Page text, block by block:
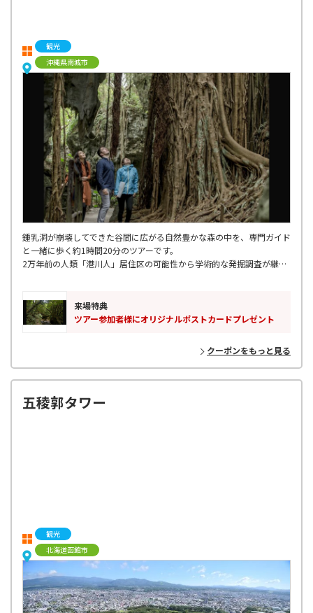
観光
沖縄県南城市
鍾乳洞が崩壊してできた谷間に広がる自然豊かな森の中を、専門ガイド
と一緒に歩く約1時間20分のツアーです。
2万年前の人類「港川人」居住区の可能性から学術的な発掘調査が継続
来場特典
ツアー参加者様にオリジナルポストカードプレゼント
クーポンをもっと見る
五稜郭タワー
観光
北海道函館市